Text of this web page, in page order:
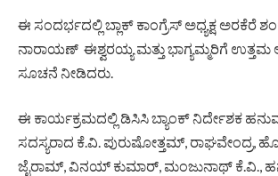
ಈ ಸಂದರ್ಭದಲ್ಲಿ ಬ್ಲಾಕ್ ಕಾಂಗ್ರೆಸ್ ಅಧ್ಯಕ್ಷ ಅರಕೆರೆ
ನಾರಾಯಣ್ ಈಶ್ವರಯ್ಯ ಮತ್ತು ಭಾಗ್ಯಮ್ಮರಿಗೆ
ಸೂಚನೆ ನೀಡಿದರು.
ಈ ಕಾರ್ಯಕ್ರಮದಲ್ಲಿ ಡಿಸಿಸಿ ಬ್ಯಾಂಕ್ ನಿರ್ದೇಶಕ
ಸದಸ್ಯರಾದ ಕೆ.ವಿ. ಪುರುಷೋತ್ತಮ್, ರಾಘವೇಂದ್ರ,
ಜೈರಾಮ್, ವಿನಯ್ ಕುಮಾರ್, ಮಂಜುನಾಥ್ ಕೆ.ವಿ.,